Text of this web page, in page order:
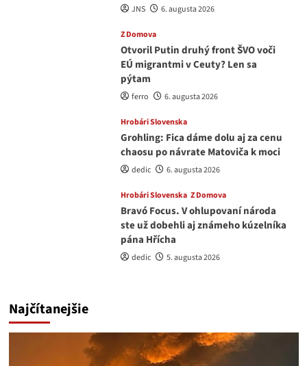
JNS 6. augusta 2026
Z Domova
Otvoril Putin druhý front ŠVO voči
EÚ migrantmi v Ceuty? Len sa
pýtam
ferro 6. augusta 2026
Hrobári Slovenska
Grohling: Fica dáme dolu aj za cenu
chaosu po návrate Matoviča k moci
dedic 6. augusta 2026
Hrobári Slovenska Z Domova
Bravó Focus. V ohlupovaní národa
ste už dobehli aj známeho kúzelníka
pána Hřícha
dedic 5. augusta 2026
Najčítanejšie